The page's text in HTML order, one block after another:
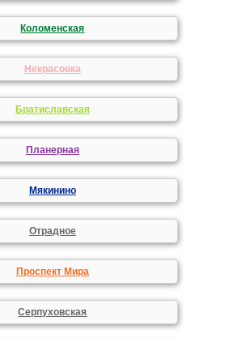
Коломенская
Некрасовка
Братиславская
Планерная
Мякинино
Отрадное
Проспект Мира
Серпуховская